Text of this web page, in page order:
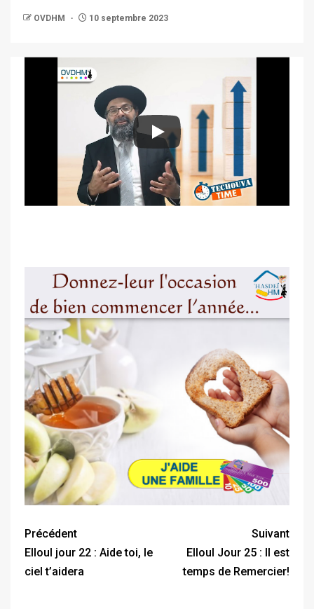
OVDHM 10 septembre 2023
Précédent
Elloul jour 22 : Aide toi, le
ciel t’aidera
Suivant
Elloul Jour 25 : Il est
temps de Remercier!